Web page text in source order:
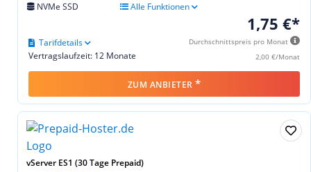
NVMe SSD Alle Funktionen
1,75 €*
Durchschnittspreis pro Monat
2,00 €/Monat
Vertragslaufzeit: 12 Monate
Tarifdetails
ZUM ANBIETER *
vServer ES1 (30 Tage Prepaid)